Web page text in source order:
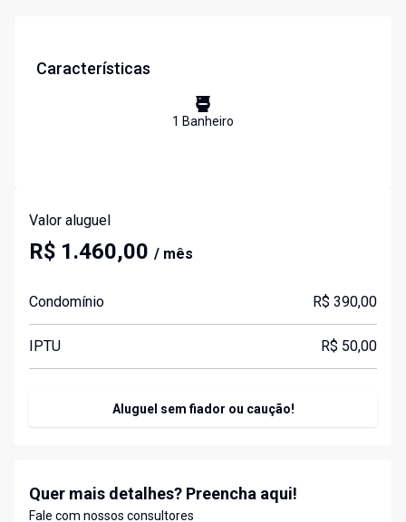
Características
1 Banheiro
Valor aluguel
R$ 1.460,00 / mês
Condomínio R$ 390,00
IPTU R$ 50,00
Aluguel sem fiador ou caução!
Quer mais detalhes? Preencha aqui!
Fale com nossos consultores